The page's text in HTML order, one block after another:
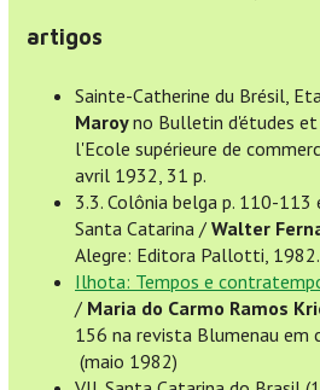
artigos
Sainte-Catherine du Brésil,
Maroyno Bulletin d'études
l'Ecole supérieure de
avril 1932, 31 p.
3.3. Colônia belga p. 110-113
Santa Catarina / Walter
Alegre: Editora Pallotti, 1982.
Ilhota: Tempos e
/ Maria do Carmo Ramos
156 na revista Blumenau em
(maio 1982)